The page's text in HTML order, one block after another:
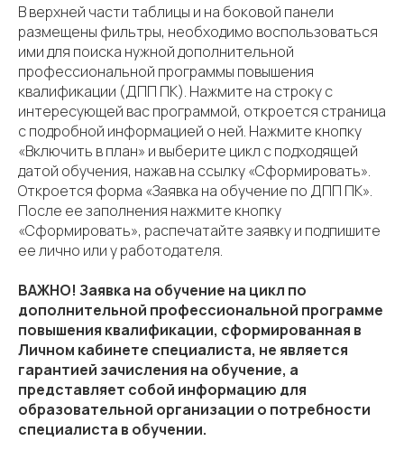
В верхней части таблицы и на боковой панели
размещены фильтры, необходимо воспользоваться
ими для поиска нужной дополнительной
профессиональной программы повышения
квалификации (ДПП ПК). Нажмите на строку с
интересующей вас программой, откроется страница
с подробной информацией о ней. Нажмите кнопку
«Включить в план» и выберите цикл с подходящей
датой обучения, нажав на ссылку «Сформировать».
Откроется форма «Заявка на обучение по ДПП ПК».
После ее заполнения нажмите кнопку
«Сформировать», распечатайте заявку и подпишите
ее лично или у работодателя.
ВАЖНО! Заявка на обучение на цикл по
дополнительной профессиональной программе
повышения квалификации, сформированная в
Личном кабинете специалиста, не является
гарантией зачисления на обучение, а
представляет собой информацию для
образовательной организации о потребности
специалиста в обучении.